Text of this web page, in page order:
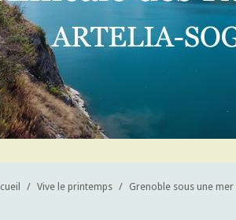
/ Vive le printemps / Grenoble sous une mer